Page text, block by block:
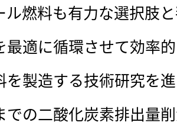
ル燃料も有力な選択肢
最適に循環させて効率
を製造する技術研究を
での二酸化炭素排出量